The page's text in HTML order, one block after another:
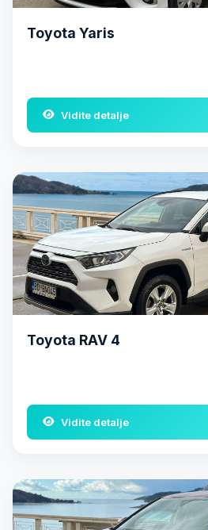
Toyota Yaris
Vidite detalje
Toyota RAV 4
Vidite detalje